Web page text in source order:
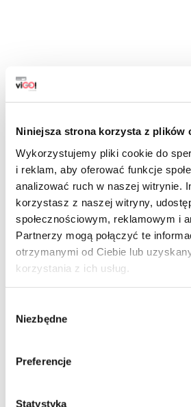
Niniejsza strona korzysta z plików
Wykorzystujemy pliki cookie do
i reklam, aby oferować funkcje
analizować ruch w naszej witrynie.
korzystasz z naszej witryny,
społecznościowym, reklamowym i
Partnerzy mogą połączyć te
otrzymanymi od Ciebie lub
korzystania z ich usług.
zgody
Niezbędne
Preferencje
Statystyka
viGO! Posuvné sáčky LD 3L 15ks
59,77 Kč
- +